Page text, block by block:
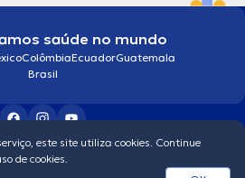
saúde no mundo
ColômbiaEcuadorGuatemala
Brasil
Condições gerais
este site utiliza cookies. Continue
de cookies.